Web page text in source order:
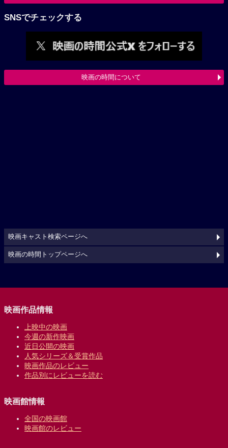
SNSでチェックする
映画の時間について
映画キャスト検索ページへ
映画の時間トップページへ
映画作品情報
上映中の映画
今週の新作映画
近日公開の映画
人気シリーズ＆受賞作品
映画作品のレビュー
作品別にレビューを読む
映画館情報
全国の映画館
映画館のレビュー